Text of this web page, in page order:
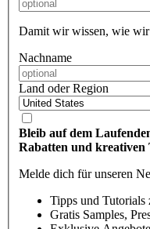
Damit wir wissen, wie
Nachname
Land oder Region
Bleib auf dem
Rabatten und kreativen
Melde dich für unseren
Tipps und
Gratis Samples,